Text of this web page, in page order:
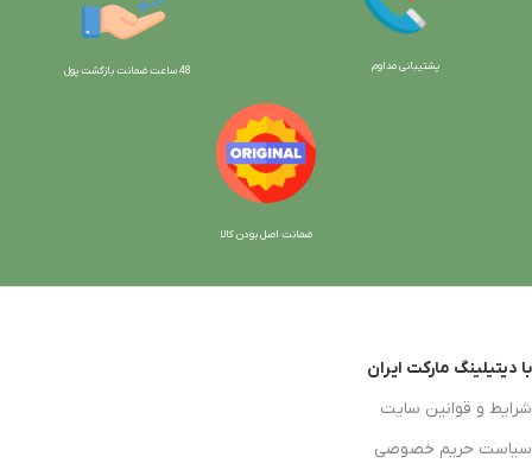
پشتیبانی مداوم 48 ساعت ضمانت بازگش ت پول
ضمانت اصل بودن کالا
با دیتیلینگ مارکت ایران
شرایط و قوانین سایت
سیاست حریم خصوصی